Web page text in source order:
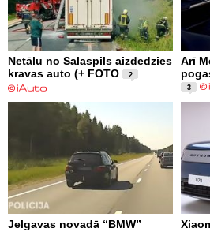
Netālu no Salaspils aizdedzies
kravas auto (+ FOTO
2
Arī
3
Jelgavas novadā “BMW”